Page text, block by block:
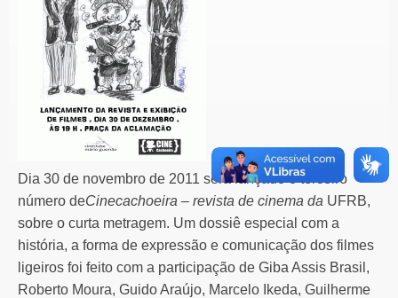
Dia 30 de novembro de 2011 será lançado o terceiro
número deCinecachoeira – revista de cinema da UFRB,
sobre o curta metragem. Um dossiê especial com a
história, a forma de expressão e comunicação dos filmes
ligeiros foi feito com a participação de Giba Assis Brasil,
Roberto Moura, Guido Araújo, Marcelo Ikeda, Guilherme